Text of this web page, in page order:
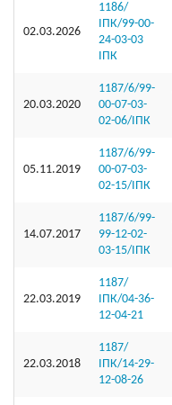
02.03.2026
1186/
ІПК/99-00-
24-03-03
ІПК
20.03.2020
1187/6/99-
00-07-03-
02-06/ІПК
05.11.2019
1187/6/99-
00-07-03-
02-15/ІПК
14.07.2017
1187/6/99-
99-12-02-
03-15/ІПК
22.03.2019
1187/
ІПК/04-36-
12-04-21
22.03.2018
1187/
ІПК/14-29-
12-08-26